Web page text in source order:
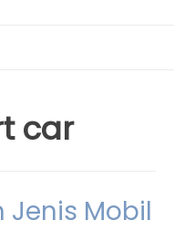
car
Jenis Mobil